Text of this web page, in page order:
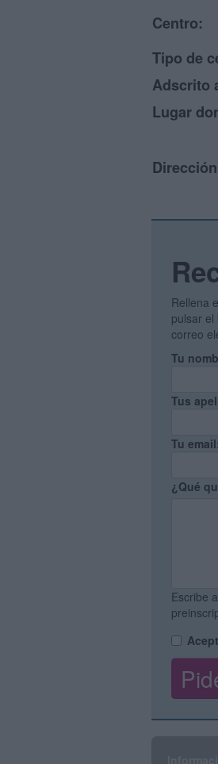
Centro:
Tipo de
Adscrito
Lugar
Rellena
pulsar
correo
Tu
Tus
Tu email:
¿Qué
Escribe